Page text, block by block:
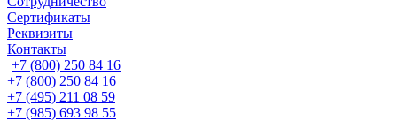
Сертификаты
Реквизиты
Контакты
+7 (800) 250 84 16
+7 (800) 250 84 16
+7 (495) 211 08 59
+7 (985) 693 98 55